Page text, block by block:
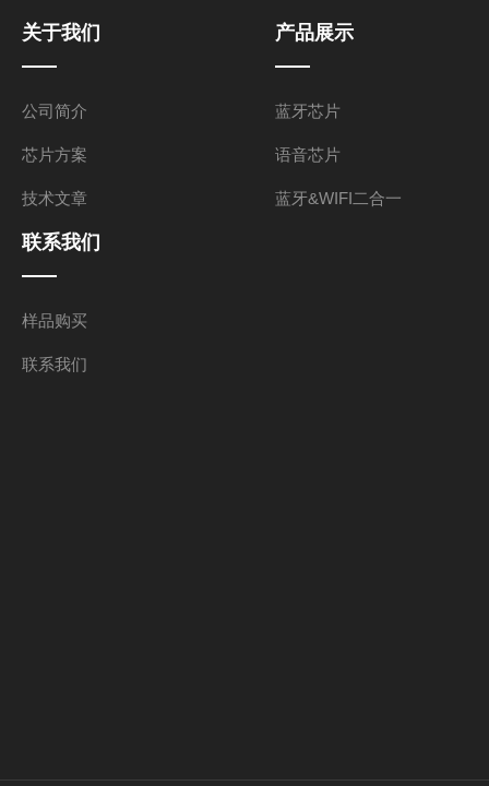
关于我们
公司简介
芯片方案
技术文章
产品展示
蓝牙芯片
语音芯片
蓝牙&WIFI二合一
联系我们
样品购买
联系我们